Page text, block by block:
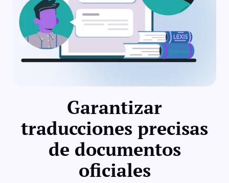
Garantizar
traducciones precisas
de documentos
oficiales